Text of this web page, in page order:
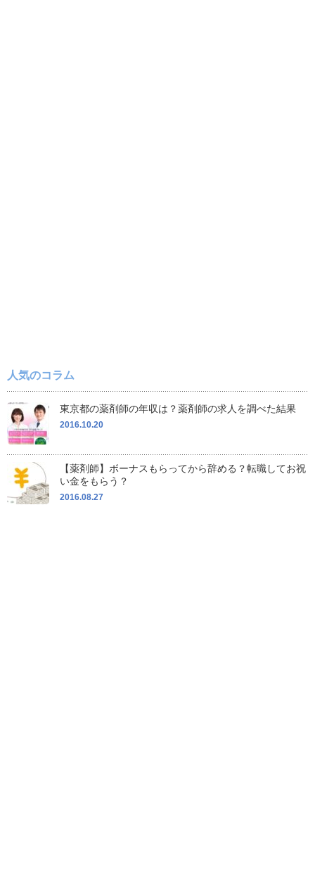
人気のコラム
東京都の薬剤師の年収は？薬剤師の求人を調べた結果
2016.10.20
【薬剤師】ボーナスもらってから辞める？転職してお祝
い金をもらう？
2016.08.27